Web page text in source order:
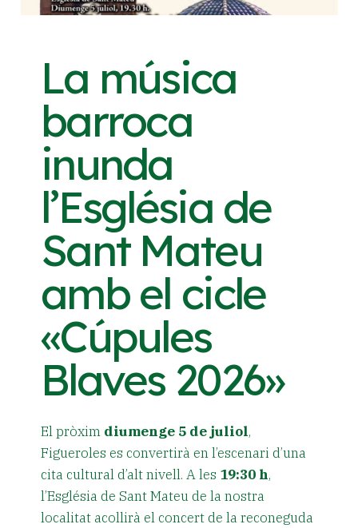
La música
barroca
inunda
l’Església de
Sant Mateu
amb el cicle
«Cúpules
Blaves 2026»
El pròxim diumenge 5 de juliol,
Figueroles es convertirà en l’escenari d’una
cita cultural d’alt nivell. A les 19:30 h,
l’Església de Sant Mateu de la nostra
localitat acollirà el concert de la reconeguda